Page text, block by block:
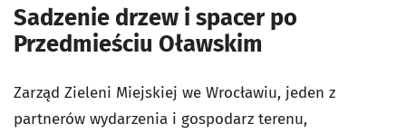
Sadzenie drzew i spacer po
Przedmieściu Oławskim
Zarząd Zieleni Miejskiej we Wrocławiu, jeden z
partnerów wydarzenia i gospodarz terenu,